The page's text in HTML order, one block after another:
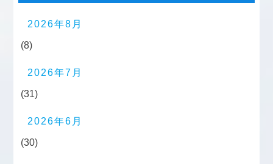
2026年8月
(8)
2026年7月
(31)
2026年6月
(30)